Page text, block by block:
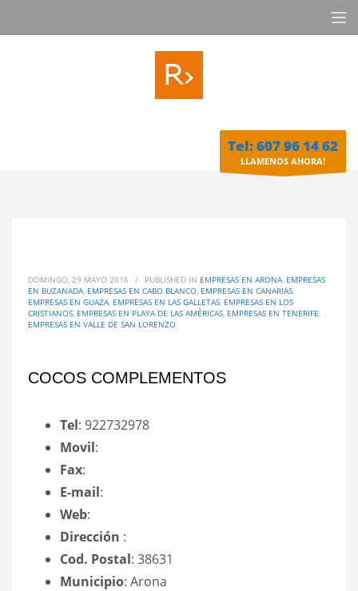
Tel: 607 96 14 62
LLAMENOS AHORA!
DOMINGO, 29 MAYO 2016 / PUBLISHED IN EMPRESAS EN ARONA, EMPRESAS
EN BUZANADA, EMPRESAS EN CABO BLANCO, EMPRESAS EN CANARIAS,
EMPRESAS EN GUAZA, EMPRESAS EN LAS GALLETAS, EMPRESAS EN LOS
CRISTIANOS, EMPRESAS EN PLAYA DE LAS AMÉRICAS, EMPRESAS EN TENERIFE,
EMPRESAS EN VALLE DE SAN LORENZO
COCOS COMPLEMENTOS
Tel: 922732978
Movil:
Fax:
E-mail:
Web:
Dirección :
Cod. Postal: 38631
Municipio: Arona